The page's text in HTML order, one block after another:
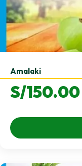
Amalaki
S/150.00